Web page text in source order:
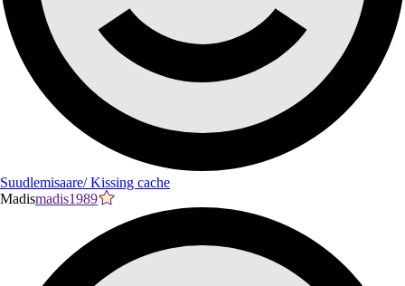
Suudlemisaare/ Kissing cache
Madismadis1989